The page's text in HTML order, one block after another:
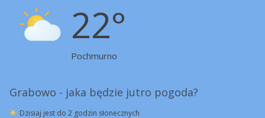
22°
Pochmurno
Grabowo - jaka będzie jutro pogoda?
Dzisiaj jest do 2 godzin słonecznych